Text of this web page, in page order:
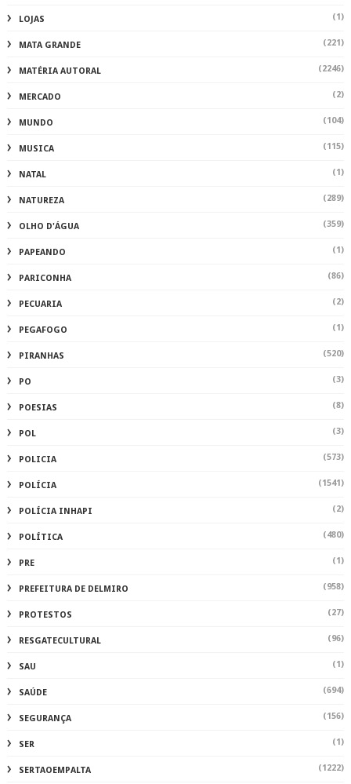
LOJAS (1)
MATA GRANDE (221)
MATÉRIA AUTORAL (2246)
MERCADO (2)
MUNDO (104)
MUSICA (115)
NATAL (1)
NATUREZA (289)
OLHO D'ÁGUA (359)
PAPEANDO (1)
PARICONHA (86)
PECUARIA (2)
PEGAFOGO (1)
PIRANHAS (520)
PO (3)
POESIAS (8)
POL (3)
POLICIA (573)
POLÍCIA (1541)
POLÍCIA INHAPI (2)
POLÍTICA (480)
PRE (1)
PREFEITURA DE DELMIRO (958)
PROTESTOS (27)
RESGATECULTURAL (96)
SAU (1)
SAÚDE (694)
SEGURANÇA (156)
SER (1)
SERTAOEMPALTA (1222)